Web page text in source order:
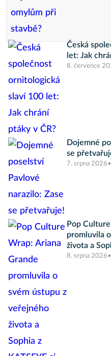
Česká
let: Jak
8. července
Dojemné
se
7. srpna 2026
Pop
promluvila
života a
od skupiny
8. srpna 2026